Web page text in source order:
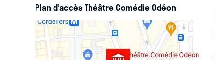
Plan d’accès Théâtre Comédie Odéon